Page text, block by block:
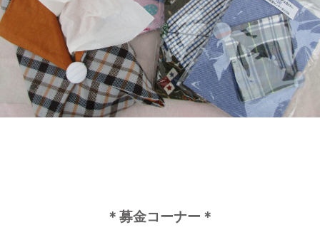
＊募金コーナー＊